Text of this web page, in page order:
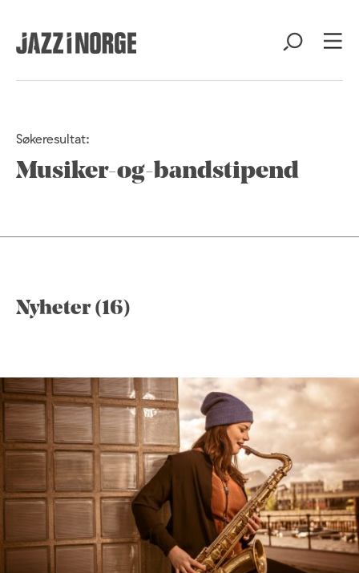
Søkeresultat:
Musiker-og-bandstipend
Nyheter (16)